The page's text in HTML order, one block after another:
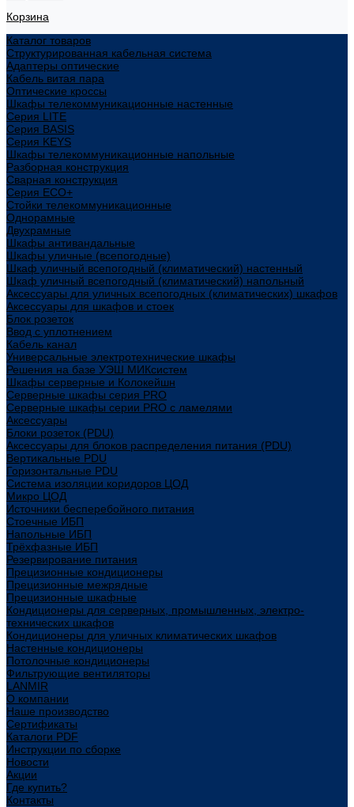
Корзина
Каталог товаров
Структурированная кабельная система
Адаптеры оптические
Кабель витая пара
Оптические кроссы
Шкафы телекоммуникационные настенные
Cерия LITE
Cерия BASIS
Cерия KEYS
Шкафы телекоммуникационные напольные
Разборная конструкция
Сварная конструкция
Серия ECO+
Стойки телекоммуникационные
Однорамные
Двухрамные
Шкафы антивандальные
Шкафы уличные (всепогодные)
Шкаф уличный всепогодный (климатический) настенный
Шкаф уличный всепогодный (климатический) напольный
Аксессуары для уличных всепогодных (климатических) шкафов
Аксессуары для шкафов и стоек
Блок розеток
Ввод с уплотнением
Кабель канал
Универсальные электротехнические шкафы
Решения на базе УЭШ МИКсистем
Шкафы серверные и Колокейшн
Серверные шкафы серия PRO
Серверные шкафы серии PRO с ламелями
Аксессуары
Блоки розеток (PDU)
Аксессуары для блоков распределения питания (PDU)
Вертикальные PDU
Горизонтальные PDU
Система изоляции коридоров ЦОД
Микро ЦОД
Источники бесперебойного питания
Стоечные ИБП
Напольные ИБП
Трёхфазные ИБП
Резервирование питания
Прецизионные кондиционеры
Прецизионные межрядные
Прецизионные шкафные
Кондиционеры для серверных, промышленных, электро-
технических шкафов
Кондиционеры для уличных климатических шкафов
Настенные кондиционеры
Потолочные кондиционеры
Фильтрующие вентиляторы
LANMIR
О компании
Наше производство
Сертификаты
Каталоги PDF
Инструкции по сборке
Новости
Акции
Где купить?
Контакты